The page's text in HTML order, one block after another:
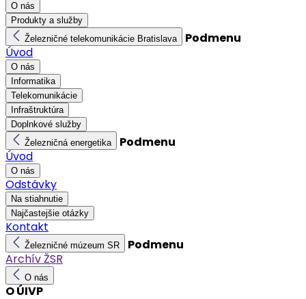
O nás
Produkty a služby
Železničné telekomunikácie Bratislava
Podmenu
Úvod
O nás
Informatika
Telekomunikácie
Infraštruktúra
Doplnkové služby
Železničná energetika
Podmenu
Úvod
O nás
Odstávky
Na stiahnutie
Najčastejšie otázky
Kontakt
Železničné múzeum SR
Podmenu
Archív ŽSR
O nás
O ÚIVP